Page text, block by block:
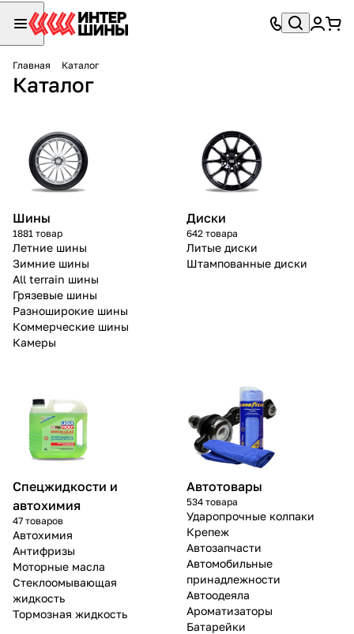
Главная Каталог
Каталог
Шины
1881 товар
Летние шины
Зимние шины
All terrain шины
Грязевые шины
Разноширокие шины
Коммерческие шины
Камеры
Диски
642 товара
Литые диски
Штампованные диски
Спецжидкости и
автохимия
47 товаров
Автохимия
Антифризы
Моторные масла
Стеклоомывающая
жидкость
Тормозная жидкость
Автотовары
534 товара
Ударопрочные колпаки
Крепеж
Автозапчасти
Автомобильные
принадлежности
Автоодеяла
Ароматизаторы
Батарейки